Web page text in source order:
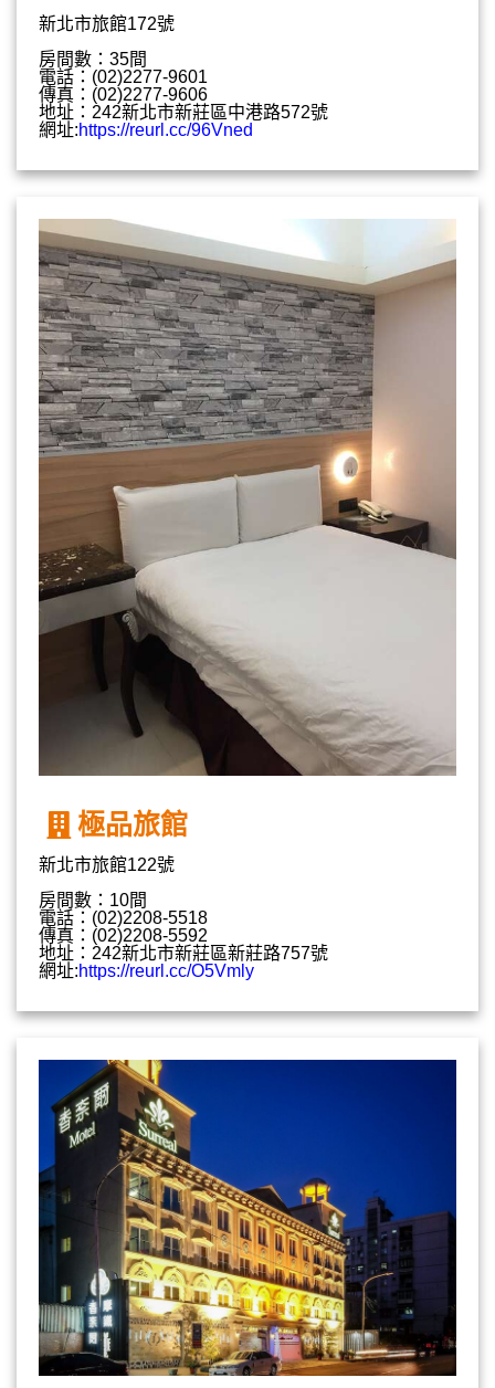
新北市旅館172號
房間數：35間
電話：(02)2277-9601
傳真：(02)2277-9606
地址：242新北市新莊區中港路572號
網址:https://reurl.cc/96Vned
極品旅館
新北市旅館122號
房間數：10間
電話：(02)2208-5518
傳真：(02)2208-5592
地址：242新北市新莊區新莊路757號
網址:https://reurl.cc/O5Vmly